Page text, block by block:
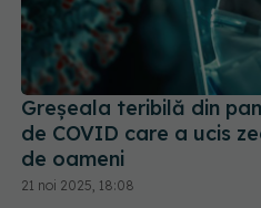
Greșeala teribilă din
de COVID care a ucis
de oameni
21 noi 2025, 18:08